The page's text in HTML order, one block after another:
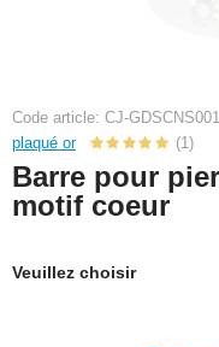
Code article: CJ-
plaqué or
(1)
Barre pour
motif coeur
Veuillez choisir